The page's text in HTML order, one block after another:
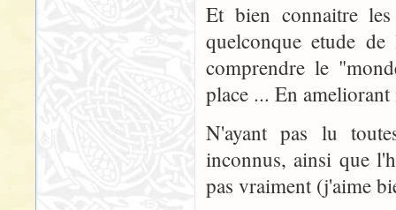
Et bien connaitre
quelconque etude
comprendre le
place ... En
N'ayant pas lu
inconnus, ainsi que
pas vraiment (j'aime